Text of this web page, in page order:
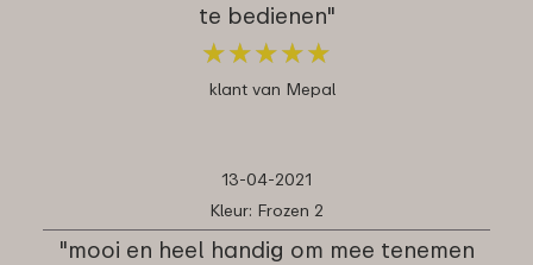
te bedienen"
★★★★★
★★★★★
klant van Mepal
13-04-2021
Kleur: Frozen 2
"mooi en heel handig om mee tenemen